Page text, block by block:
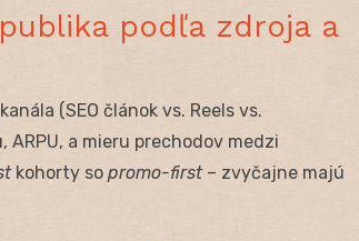
podľa zdroja a
(SEO článok vs. Reels vs.
a mieru prechodov medzi
kohorty so promo-first– zvyčajne majú